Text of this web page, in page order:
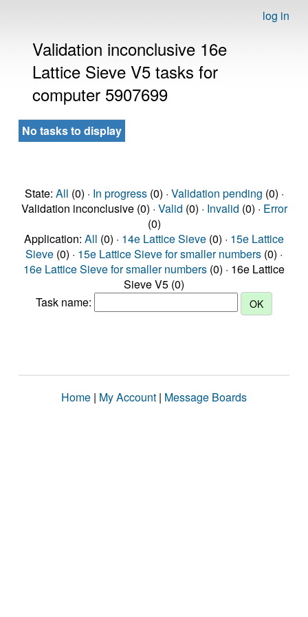
log in
Validation inconclusive 16e
Lattice Sieve V5 tasks for
computer 5907699
No tasks to display
State: All (0) · In progress(0) · Validation pending (0) ·
Validation inconclusive (0) · Valid (0) · Invalid (0) · Error
(0)
Application: All (0) · 14e Lattice Sieve (0) · 15e Lattice
Sieve (0) · 15e Lattice Sieve for smaller numbers (0) ·
16e Lattice Sieve for smaller numbers (0) · 16e Lattice
Sieve V5 (0)
Task name:
Home | My Account | Message Boards